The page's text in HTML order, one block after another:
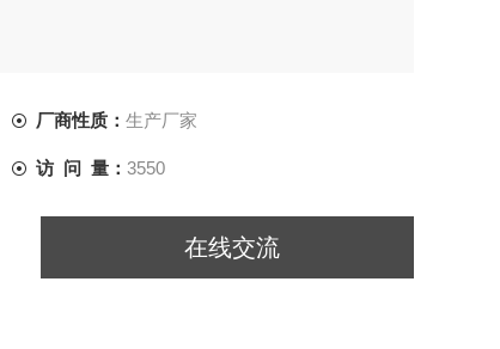
厂商性质： 生产厂家
访 问 量： 3550
在线交流